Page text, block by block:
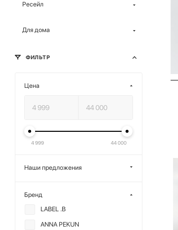
Ресейл
Для дома
ФИЛЬТР
Цена
4 999 44 000
Наши предложения
Бренд
LABEL .B
ANNA PEKUN